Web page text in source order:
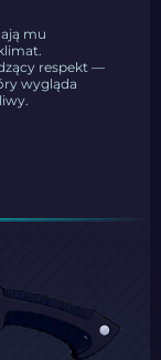
mu
respekt —
wygląda